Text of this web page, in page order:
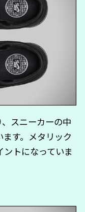
スニーカーの中
ます。メタリック
トになっていま